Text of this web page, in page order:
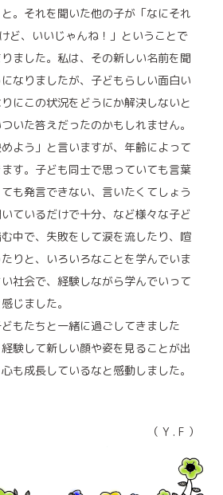
。それを聞いた他の子が「なにそれ
ど、いいじゃんね！」ということで
ました。私は、その新しい名前を聞
なりましたが、子どもらしい面白い
にこの状況をどうにか解決しないと
いた答えだったのかもしれません。
よう」と言いますが、年齢によって
す。子ども同士で思っていても言葉
も発言できない、言いたくてしょう
ているだけで十分、など様々な子ど
中で、失敗をして涙を流したり、喧
りと、いろいろなことを学んでいま
社会で、経験しながら学んでいって
じました。
もたちと一緒に過ごしてきました
験して新しい顔や姿を見ることが出
も成長しているなと感動しました。
（ Y . F ）